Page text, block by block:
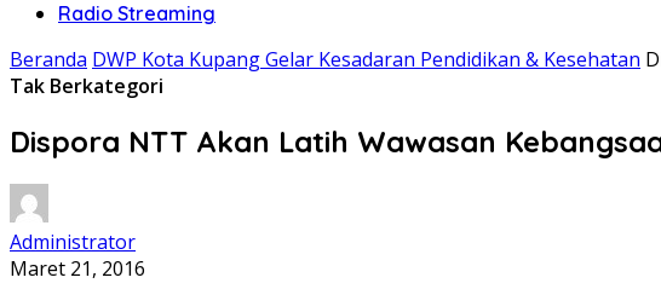
Radio Streaming
Beranda DWP Kota Kupang Gelar Kesadaran Pendidikan & Kesehatan
Tak Berkategori
Dispora NTT Akan Latih Wawasan
Administrator
Maret 21, 2016